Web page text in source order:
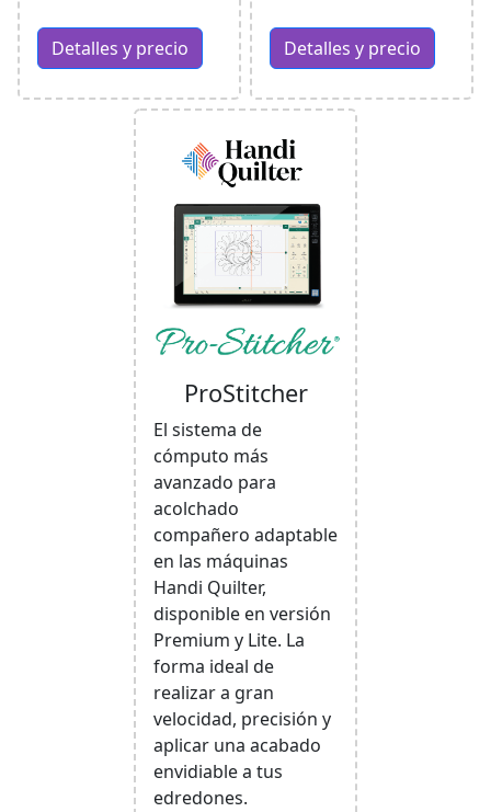
Detalles y precio Detalles y precio
ProStitcher
El sistema de
cómputo más
avanzado para
acolchado
compañero adaptable
en las máquinas
Handi Quilter,
disponible en versión
Premium y Lite. La
forma ideal de
realizar a gran
velocidad, precisión y
aplicar una acabado
envidiable a tus
edredones.